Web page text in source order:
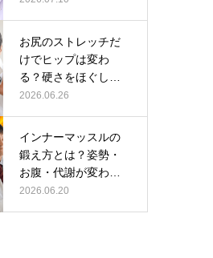
お尻のストレッチだ
けでヒップは変わ
る？硬さをほぐして
整える正しい方…
2026.06.26
インナーマッスルの
鍛え方とは？姿勢・
お腹・代謝が変わる
トレーニング…
2026.06.20